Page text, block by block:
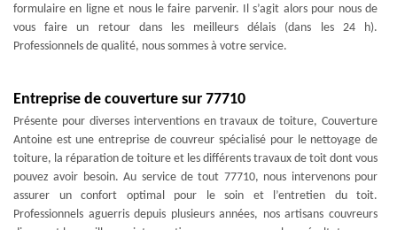
formulaire en ligne et nous le faire parvenir. Il s’agit alors pour nous de
vous faire un retour dans les meilleurs délais (dans les 24 h).
Professionnels de qualité, nous sommes à votre service.
Entreprise de couverture sur 77710
Présente pour diverses interventions en travaux de toiture, Couverture
Antoine est une entreprise de couvreur spécialisé pour le nettoyage de
toiture, la réparation de toiture et les différents travaux de toit dont vous
pouvez avoir besoin. Au service de tout 77710, nous intervenons pour
assurer un confort optimal pour le soin et l’entretien du toit.
Professionnels aguerris depuis plusieurs années, nos artisans couvreurs